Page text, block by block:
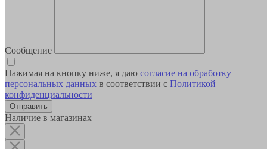
Сообщение
Нажимая на кнопку ниже, я даю согласие на обработку
персональных данных в соответствии с Политикой
конфиденциальности
Наличие в магазинах